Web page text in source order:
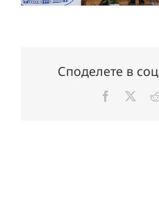
Споделете в
Facebook